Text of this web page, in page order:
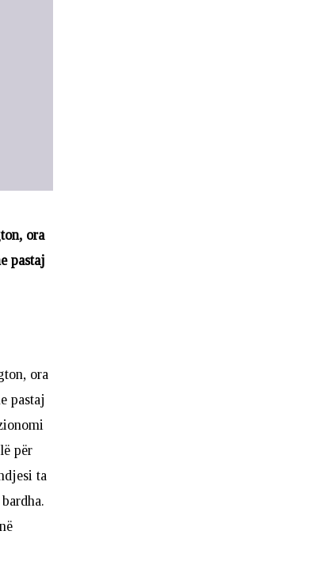
ora
pastaj
ora
pastaj
për
ta